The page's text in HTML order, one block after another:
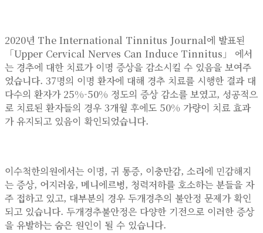
2020년 The International Tinnitus Journal에 발표된
「Upper Cervical Nerves Can Induce Tinnitus」 에서
는 경추에 대한 치료가 이명 증상을 감소시킬 수 있음을 보여주
었습니다. 37명의 이명 환자에 대해 경추 치료를 시행한 결과 대
다수의 환자가 25%-50% 정도의 증상 감소를 보였고, 성공적으
로 치료된 환자들의 경우 3개월 후에도 50% 가량이 치료 효과
가 유지되고 있음이 확인되었습니다.
이수척한의원에서는 이명, 귀 통증, 이충만감, 소리에 민감해지
는 증상, 어지러움, 메니에르병, 청력저하를 호소하는 분들을 자
주 접하고 있고, 대부분의 경우 두개경추의 불안정 문제가 확인
되고 있습니다. 두개경추불안정은 다양한 기전으로 이러한 증상
을 유발하는 숨은 원인이 될 수 있습니다.